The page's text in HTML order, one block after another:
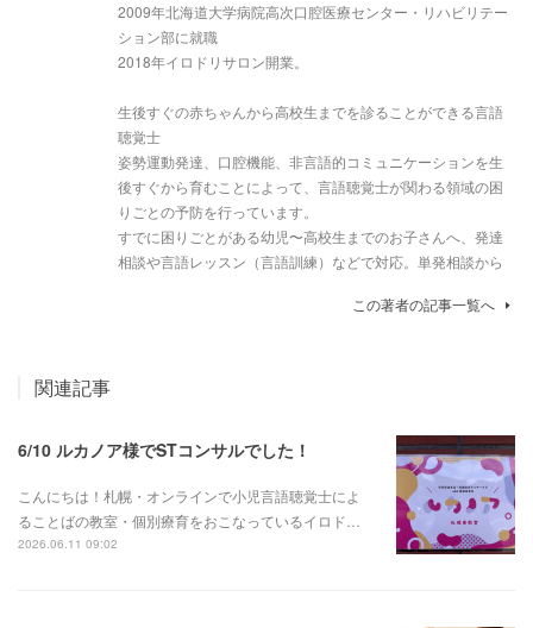
2009年北海道大学病院高次口腔医療センター・リハビリテー
ション部に就職
2018年イロドリサロン開業。
生後すぐの赤ちゃんから高校生までを診ることができる言語
聴覚士
姿勢運動発達、口腔機能、非言語的コミュニケーションを生
後すぐから育むことによって、言語聴覚士が関わる領域の困
りごとの予防を行っています。
すでに困りごとがある幼児〜高校生までのお子さんへ、発達
相談や言語レッスン（言語訓練）などで対応。単発相談から
この著者の記事一覧へ
関連記事
6/10 ルカノア様でSTコンサルでした！
こんにちは！札幌・オンラインで小児言語聴覚士によ
ることばの教室・個別療育をおこなっているイロド…
2026.06.11 09:02